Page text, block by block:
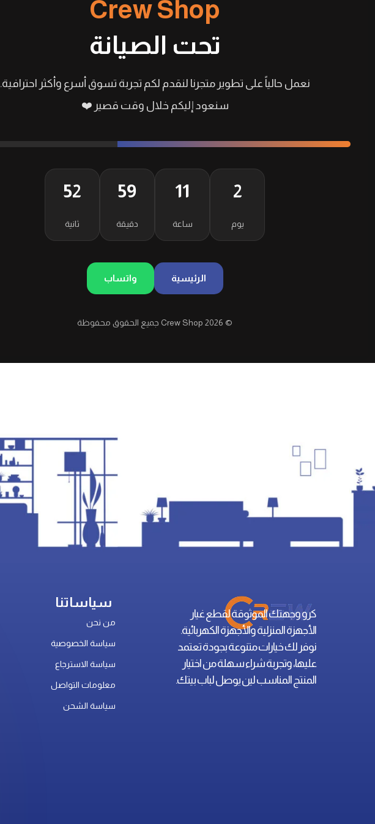
Crew Shop
تحت الصيانة
نعمل حالياً على تطوير متجرنا لنقدم لكم تجربة تسوق أسرع وأكثر احترافية.
سنعود إليكم خلال وقت قصير ❤️
2
يوم
11
ساعة
59
دقيقة
51
ثانية
الرئيسية واتساب
© 2026 Crew Shop جميع الحقوق محفوظة
كرو وجهتك الموثوقة لقطع غيار
الأجهزة المنزلية والأجهزة الكهربائية.
نوفر لك خيارات متنوعة بجودة تعتمد
عليها، وتجربة شراء سهلة من اختيار
المنتج المناسب لين يوصل لباب بيتك.
سياساتنا
من نحن
سياسة الخصوصية
سياسة الاسترجاع
معلومات التواصل
سياسة الشحن